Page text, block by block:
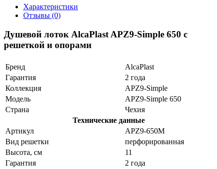
Характеристики
Отзывы (0)
Душевой лоток AlcaPlast APZ9-Simple 650 с
решеткой и опорами
Бренд
AlcaPlast
Гарантия
2 года
Коллекция
APZ9-Simple
Модель
APZ9-Simple 650
Страна
Чехия
Технические данные
Артикул
APZ9-650М
Вид решетки
перфорированная
Высота, см
11
Гарантия
2 года